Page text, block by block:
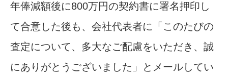
年俸減額後に800万円の契約書に署名押印し
て合意した後も、会社代表者に「このたびの
査定について、多大なご配慮をいただき、誠
にありがとうございました」とメールしてい